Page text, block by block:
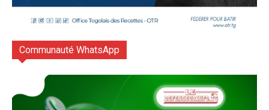
Communauté WhatsApp